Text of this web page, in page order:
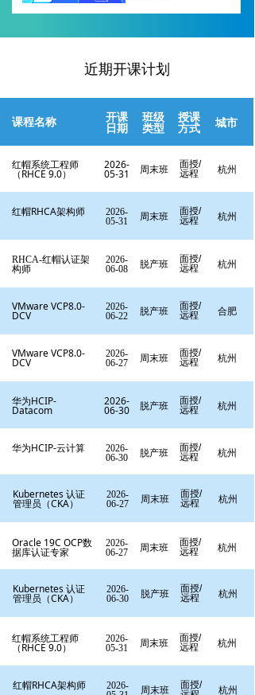
红帽系统工程师
（RHCE 9.0） 杭州
面授/
远程
周末班
2026-
05-31
课程名称
开课
日期
城市
授课
方式
班级
类型
脱产班
面授/
远程
杭州
2026-
06-30
华为HCIP-
Datacom
脱产班
面授/
远程
杭州
2026-
06-30
华为HCIP-云计算
面授/
远程
杭州
周末班
2026-
06-27
VMware VCP8.0-
DCV
面授/
远程
脱产班 合肥
2026-
06-22
VMware VCP8.0-
DCV
2026-
06-08
脱产班
面授/
远程
杭州
RHCA-红帽认证架
构师
周末班
面授/
远程
杭州
2026-
05-31
红帽RHCA架构师
周末班 杭州
面授/
远程
2026-
06-27
Kubernetes 认证
管理员（CKA）
面授/
远程
周末班 杭州
2026-
06-27
Oracle 19C OCP数
据库认证专家
脱产班 杭州
面授/
远程
2026-
06-30
Kubernetes 认证
管理员（CKA）
近期开课计划
红帽系统工程师
（RHCE 9.0） 杭州
面授/
远程
周末班
2026-
05-31
周末班
面授/
杭州
2026-
红帽RHCA架构师